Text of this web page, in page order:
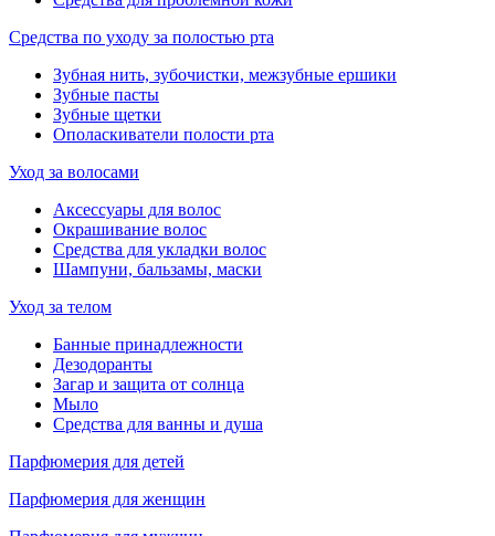
Средства по уходу за полостью рта
Зубная нить, зубочистки, межзубные ершики
Зубные пасты
Зубные щетки
Ополаскиватели полости рта
Уход за волосами
Аксессуары для волос
Окрашивание волос
Средства для укладки волос
Шампуни, бальзамы, маски
Уход за телом
Банные принадлежности
Дезодоранты
Загар и защита от солнца
Мыло
Средства для ванны и душа
Парфюмерия для детей
Парфюмерия для женщин